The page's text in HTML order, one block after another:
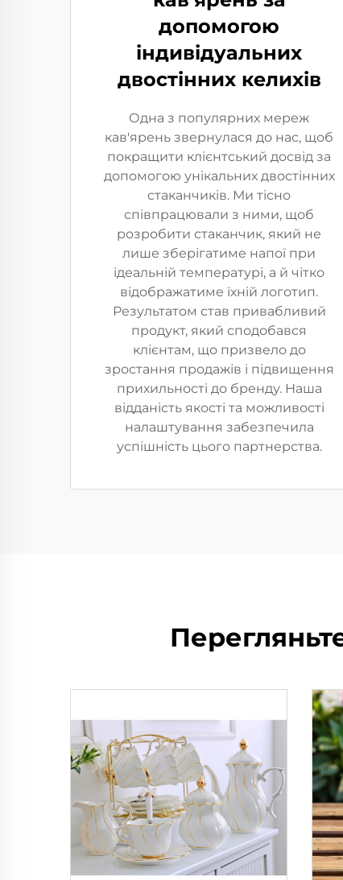
допомогою
індивідуальних
двостінних келихів
Одна з популярних мереж
кав'ярень звернулася до нас, щоб
покращити клієнтський досвід за
допомогою унікальних двостінних
стаканчиків. Ми тісно
співпрацювали з ними, щоб
розробити стаканчик, який не
лише зберігатиме напої при
ідеальній температурі, а й чітко
відображатиме їхній логотип.
Результатом став привабливий
продукт, який сподобався
клієнтам, що призвело до
зростання продажів і підвищення
прихильності до бренду. Наша
відданість якості та можливості
налаштування забезпечила
успішність цього партнерства.